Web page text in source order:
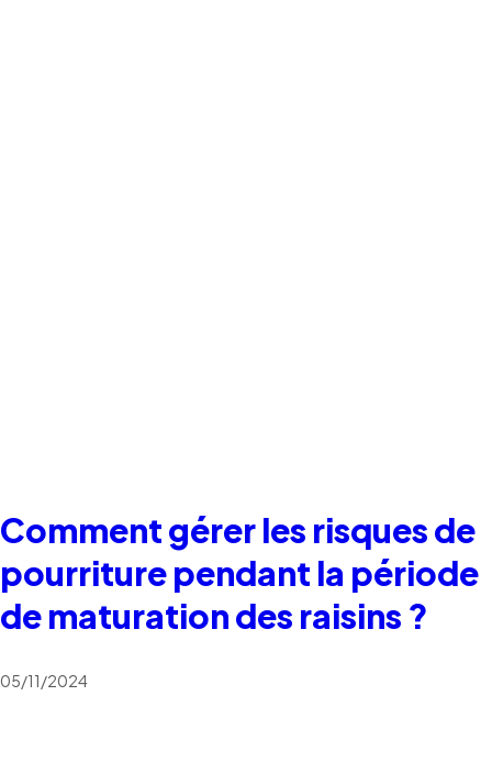
Comment gérer les risques de
pourriture pendant la période
de maturation des raisins ?
05/11/2024